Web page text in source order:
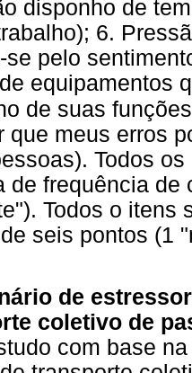
disponho de
6.
se pelo
equipamentos
de suas
que meus erros
Todos
de frequência
Todos o itens
seis pontos (1
de
coletivo de
com base